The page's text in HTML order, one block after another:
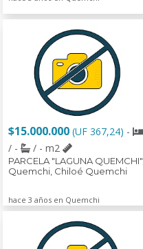
$15.000.000 (UF 367,24) -
/ -
/ - m2
PARCELA "LAGUNA QUEMCHI",
Quemchi, Chiloé Quemchi
hace 3 años en Quemchi